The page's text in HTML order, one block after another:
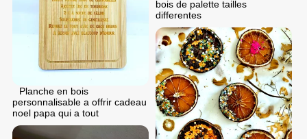
bois de palette tailles
differentes
Planche en bois
personnalisable a offrir cadeau
noel papa qui a tout